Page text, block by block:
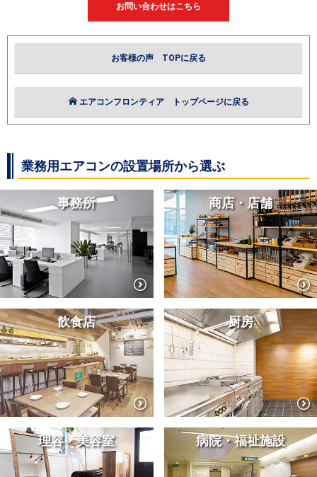
お問い合わせはこちら
お客様の声 TOPに戻る
エアコンフロンティア トップページに戻る
業務用エアコンの設置場所から選ぶ
事務所 商店・店舗
飲食店 厨房
理容・美容室 病院・福祉施設